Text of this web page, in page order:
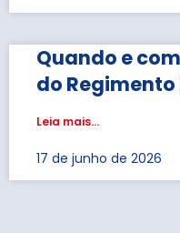
Quando e
do
Leia mais...
17 de junho de 2026